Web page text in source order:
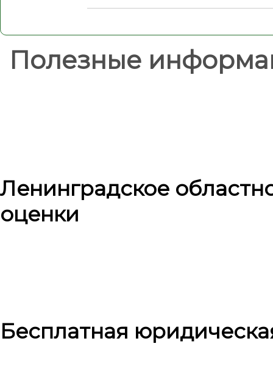
Полезные
Ленинградское
оценки
Бесплатная